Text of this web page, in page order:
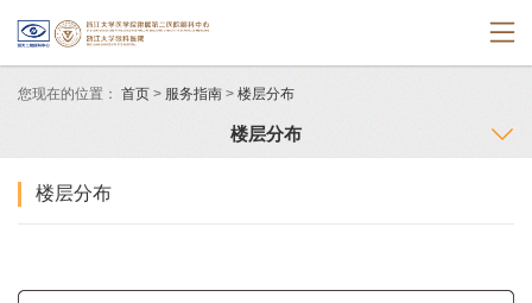
您现在的位置： 首页 > 服务指南 > 楼层分布
楼层分布
楼层分布